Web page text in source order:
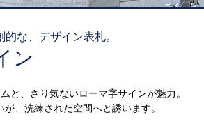
な、デザイン表札。
ン
と、さり気ないローマ字サインが魅力。
、洗練された空間へと誘います。